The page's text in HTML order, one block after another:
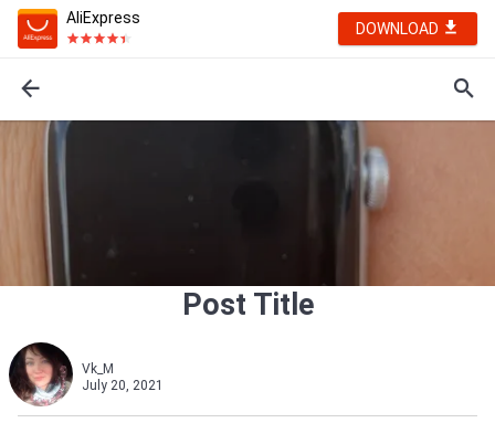
AliExpress
DOWNLOAD
Post Title
Vk_M
July 20, 2021